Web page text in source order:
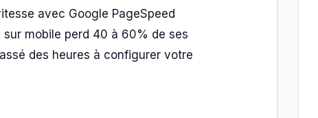
avec Google PageSpeed
sur mobile perd 40 à 60% de ses
des heures à configurer votre